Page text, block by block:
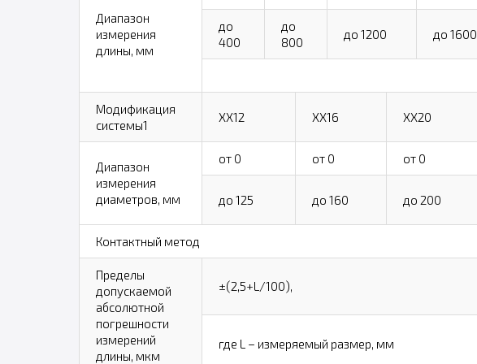
Диапазон
измерения
длины, мм
до
400
до
800
до 1200 до 1600
Модификация
системы1
XX12 XX16 XX20
Диапазон
измерения
диаметров, мм
от 0 от 0 от 0
до 125 до 160 до 200
Контактный метод
Пределы
допускаемой
абсолютной
погрешности
измерений
длины, мкм
±(2,5+L/100),
где L – измеряемый размер, мм